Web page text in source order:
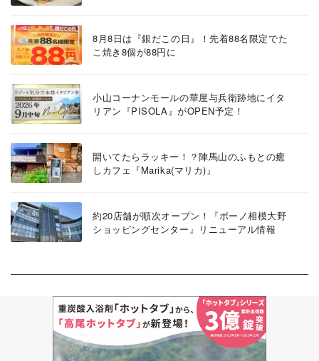
8月8日は『銀だこの日』！先着88名限定でた
こ焼き8個が88円に
小山コーナンモールの華屋与兵衛跡地にイタ
リアン『PISOLA』がOPEN予定！
開いてたらラッキー！？陣馬山のふもとの癒
しカフェ『Marika(マリカ)』
約20店舗が順次オープン！『ボーノ相模大野
ショッピングセンター』リニューアル情報